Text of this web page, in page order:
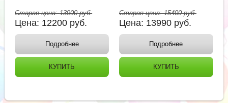
Старая цена:13900руб.
Цена: 12200 руб.
Подробнее
КУПИТЬ
Старая цена:15400руб.
Цена: 13990 руб.
Подробнее
КУПИТЬ